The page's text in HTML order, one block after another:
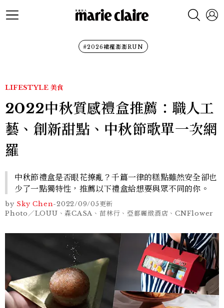
#2026裙襬澎澎RUN
LIFESTYLE 美食
2022中秋質感禮盒推薦：職人工
藝、創新甜點、中秋節歌單一次網
羅
中秋節禮盒是否眼花撩亂？千篇一律的糕點雖然安全卻也
少了一點獨特性，推薦以下禮盒給想要與眾不同的你。
by Sky Chen-2022/09/05更新
Photo／LOUU、森CASA、苗林行、亞都麗緻酒店、CNFlower